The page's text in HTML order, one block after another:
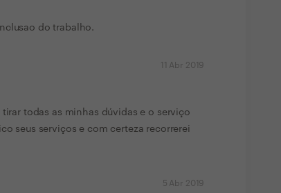
do trabalho.
11 Abr 2019
todas as minhas dúvidas e o serviço
seus serviços e com certeza recorrerei
5 Abr 2019